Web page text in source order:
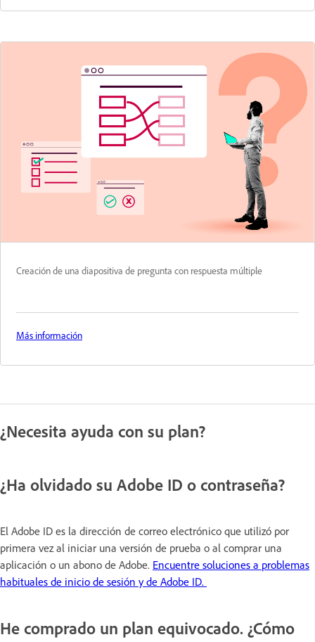
Creación de una diapositiva de pregunta con respuesta múltiple
Más información
¿Necesita ayuda con su plan?
¿Ha olvidado su Adobe ID o contraseña?
El Adobe ID es la dirección de correo electrónico que utilizó por
primera vez al iniciar una versión de prueba o al comprar una
aplicación o un abono de Adobe. Encuentre soluciones a problemas
habituales de inicio de sesión y de Adobe ID.
He comprado un plan equivocado. ¿Cómo